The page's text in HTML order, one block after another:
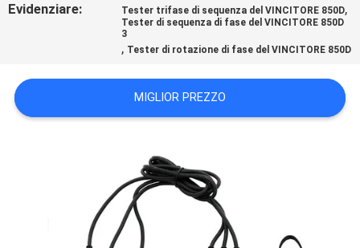
DEL
PRIVACY
POLICY
Evidenziare: Tester trifase di sequenza del VINCITORE 850D,
Tester di sequenza di fase del VINCITORE 850D
3
, Tester di rotazione di fase del VINCITORE 850D
MIGLIOR PREZZO